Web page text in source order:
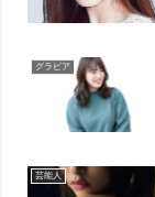
グラビア
芸能人